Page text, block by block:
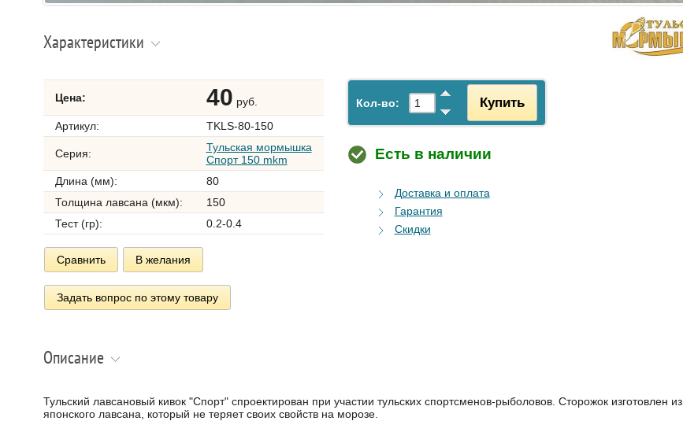
Характеристики
Цена: 40 руб.
Артикул:
TKLS-80-150
Серия:
Тульская мормышка
Спорт 150 mkm
Длина (мм):
80
Толщина лавсана (мкм):
150
Тест (гр):
0.2-0.4
Сравнить В желания
Задать вопрос по этому товару
Кол-во: Купить
Есть в наличии
Доставка и оплата
Гарантия
Скидки
Описание
Тульский лавсановый кивок "Спорт" спроектирован при участии тульских спортсменов-рыболовов. Сторожок изготовлен из
японского лавсана, который не теряет своих свойств на морозе.